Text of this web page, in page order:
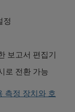
정
보고서 편집기
로 전환 가능
측정 장치와 호